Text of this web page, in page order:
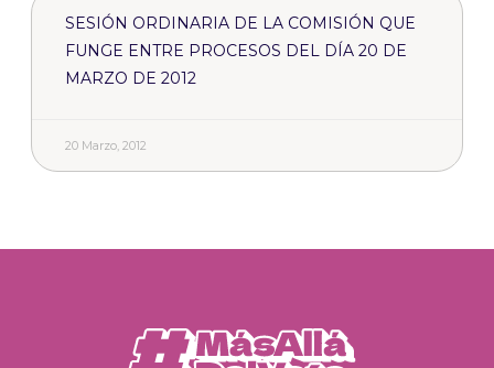
SESIÓN ORDINARIA DE LA COMISIÓN QUE
FUNGE ENTRE PROCESOS DEL DÍA 20 DE
MARZO DE 2012
20 Marzo, 2012